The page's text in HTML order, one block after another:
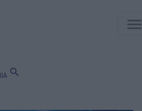
search